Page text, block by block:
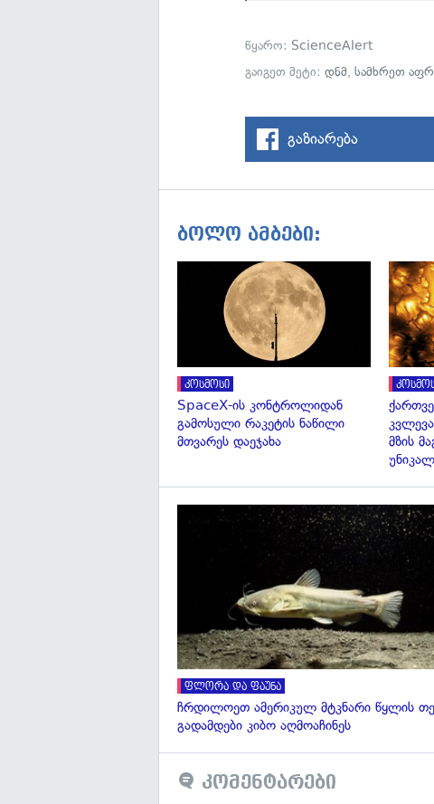
წყარო: ScienceAlert
გაიგეთ მეტი:დნმ,სამხრეთ
გაზიარება
ბოლო ამბები:
კოსმოსი
SpaceX-ის კონტროლიდან
გამოსული რაკეტის ნაწილი
მთვარეს დაეჯახა
მზის
ფლორა და ფაუნა
ჩრდილოეთ ამერიკულ მტკნარი წყლის
გადამდები კიბო აღმოაჩინეს
კომენტარები